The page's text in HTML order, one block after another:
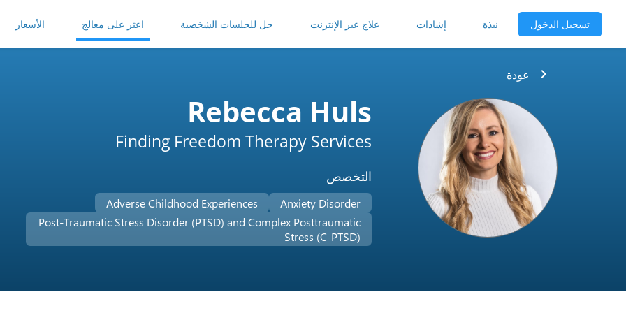
نبذة إشادات علاج عبر الإنترنت حل للجلسات الشخصية اعثر على معالج الأسعار تسجيل الدخول
chevron_right عودة
Rebecca Huls
Finding Freedom Therapy Services
التخصص
Anxiety Disorder
Adverse Childhood Experiences
Post-Traumatic Stress Disorder (PTSD) and Complex Posttraumatic
Stress (C-PTSD)